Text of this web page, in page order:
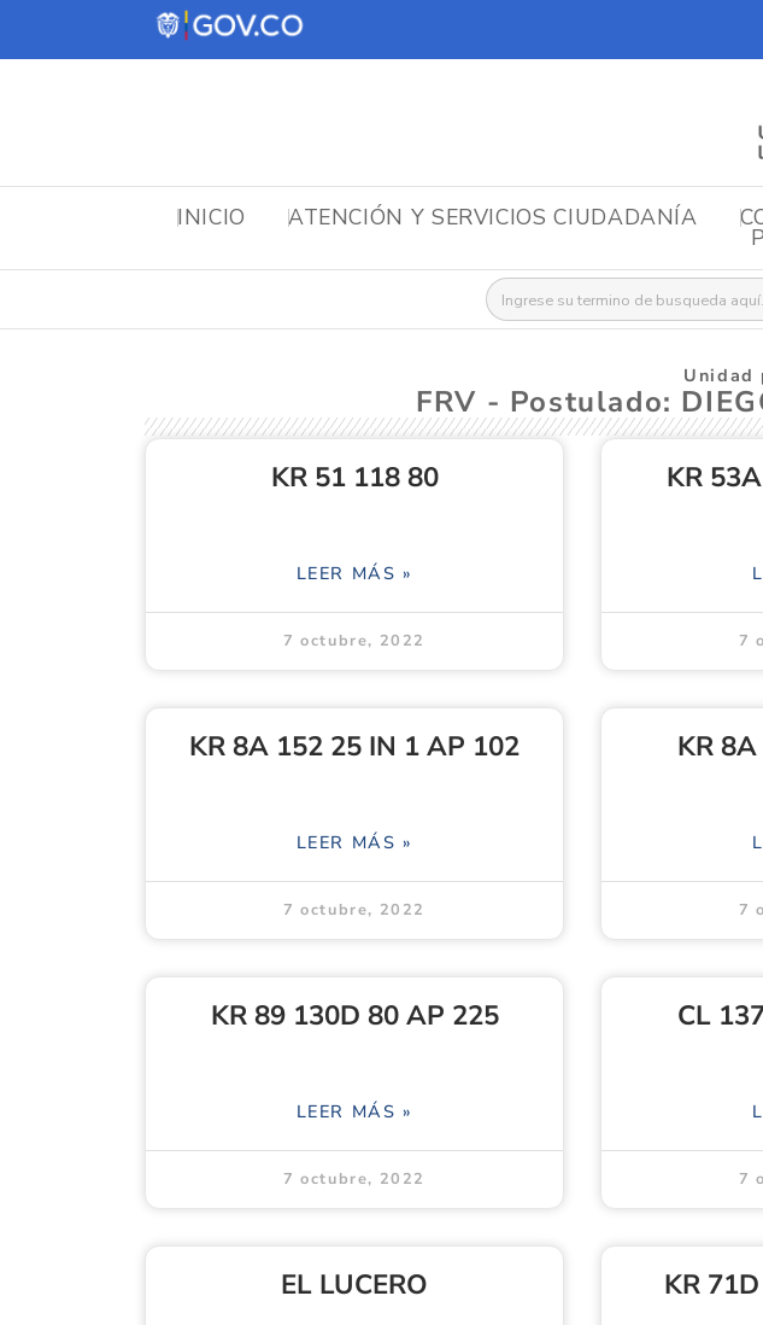
INICIO ATENCIÓN Y SERVICIOS CIUDADANÍA
Buscar:
Unidad
FRV - Postulado:
KR 51 118 80
LEER MÁS »
7 octubre, 2022
KR
7
KR 8A 152 25 IN 1 AP 102
LEER MÁS »
7 octubre, 2022
KR
7
KR 89 130D 80 AP 225
LEER MÁS »
7 octubre, 2022
CL
7
EL LUCERO KR